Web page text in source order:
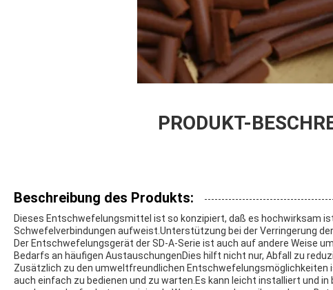
PRODUKT-
Beschreibung des Produkts:
Dieses Entschwefelungsmittel ist so konzipiert, daß es hochwirksam
Schwefelverbindungen aufweist.Unterstützung bei der Verringerung
Der Entschwefelungsgerät der SD-A-Serie ist auch auf andere Weise
Bedarfs an häufigen AustauschungenDies hilft nicht nur, Abfall zu
Zusätzlich zu den umweltfreundlichen Entschwefelungsmöglichkeiten
auch einfach zu bedienen und zu warten.Es kann leicht installiert und